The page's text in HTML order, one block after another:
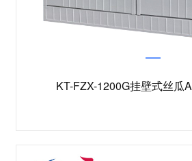
KT-FZX-1200G挂壁式丝瓜